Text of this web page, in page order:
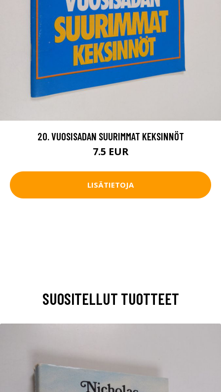
20. VUOSISADAN SUURIMMAT KEKSINNÖT
7.5 EUR
LISÄTIETOJA
SUOSITELLUT TUOTTEET